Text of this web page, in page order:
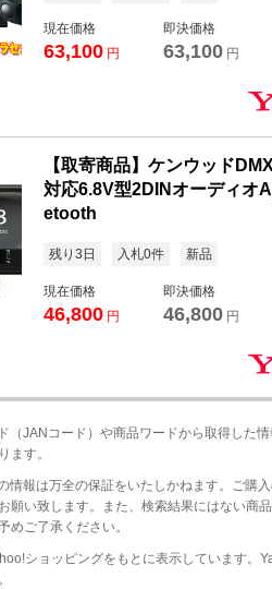
現在価格
63,100 円
即決価格
63,100 円
【取寄商品】ケンウッド
対応6.8V型2DINオーディ
etooth
残り3日 入札0件 新品
現在価格
46,800 円
即決価格
46,800 円
（JANコード）や商品ワードから取得した
ます。
情報は万全の保証をいたしかねます。ご購
願い致します。また、検索結果にはない商
めご了承ください。
ショッピングをもとに表示しています。